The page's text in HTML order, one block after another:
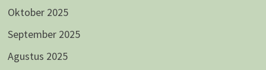
Oktober 2025
September 2025
Agustus 2025